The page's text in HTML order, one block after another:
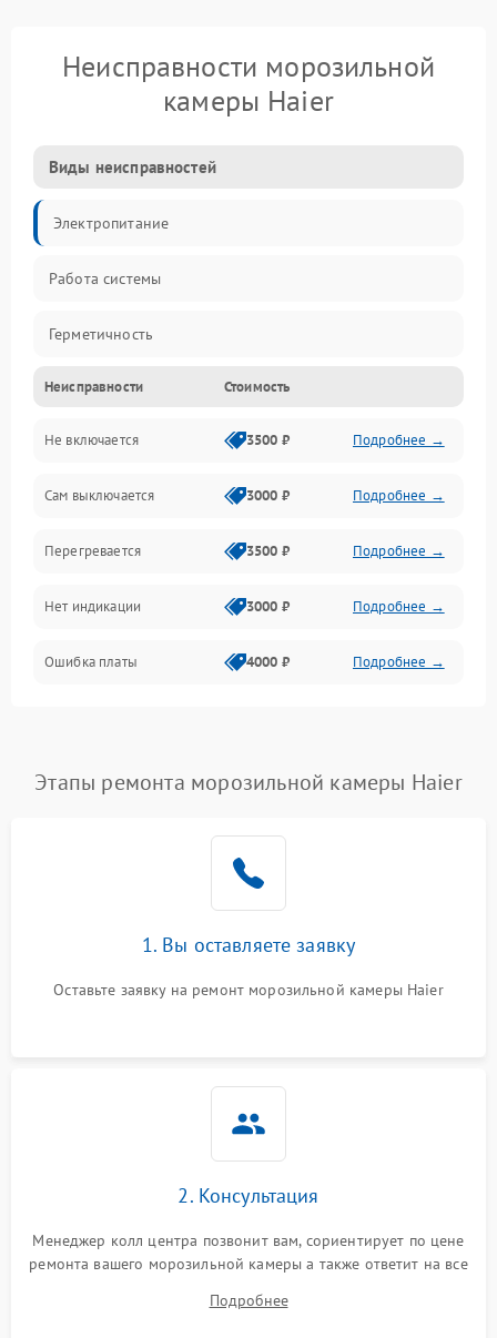
Неисправности морозильной
камеры Haier
Виды неисправностей
Электропитание
Работа системы
Герметичность
Механика
Неисправности Стоимость
Не включается 3500 ₽ Подробнее →
Сам выключается 3000 ₽ Подробнее →
Перегревается 3500 ₽ Подробнее →
Нет индикации 3000 ₽ Подробнее →
Ошибка платы 4000 ₽ Подробнее →
Этапы ремонта морозильной камеры Haier
1. Вы оставляете заявку
Оставьте заявку на ремонт морозильной камеры Haier
2. Консультация
Менеджер колл центра позвонит вам, сориентирует по цене
ремонта вашего морозильной камеры а также ответит на все
Подробнее